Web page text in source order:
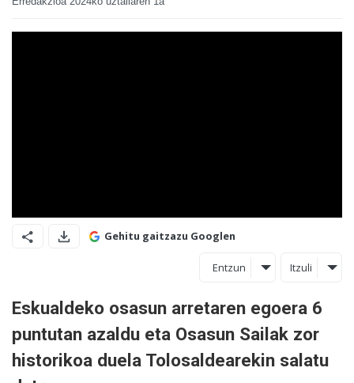
Gehitu gaitzazu Googlen
Entzun Itzuli
Eskualdeko osasun arretaren egoera 6
puntutan azaldu eta Osasun Sailak zor
historikoa duela Tolosaldearekin salatu